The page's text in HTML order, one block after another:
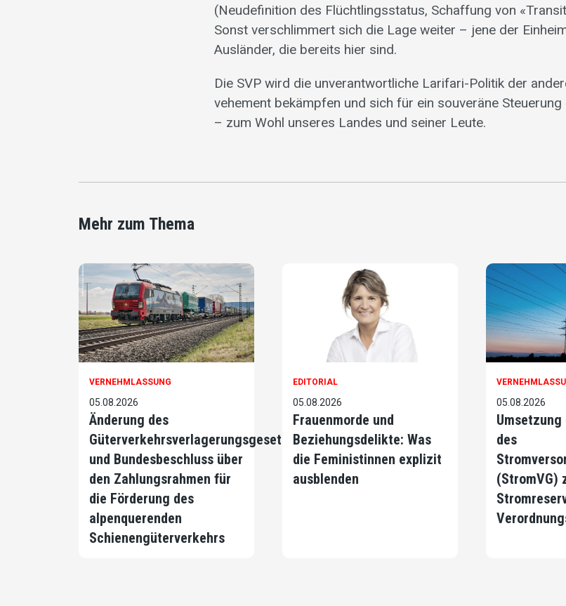
(Neudefinition des Flüchtlingsstatus, Schaffung von
Sonst verschlimmert sich die Lage weiter – jene der
Ausländer, die bereits hier sind.
Die SVP wird die unverantwortliche Larifari-Politik der
vehement bekämpfen und sich für ein souveräne
– zum Wohl unseres Landes und seiner Leute.
Mehr zum Thema
VERNEHMLASSUNG
05.08.2026
Änderung des
Güterverkehrsverlagerungsgesetzes
und Bundesbeschluss über
den Zahlungsrahmen für
die Förderung des
alpenquerenden
Schienengüterverkehrs
EDITORIAL
05.08.2026
Frauenmorde und
Beziehungsdelikte: Was
die Feministinnen explizit
ausblenden
05.08.2026
Umsetzung
des
(StromVG)